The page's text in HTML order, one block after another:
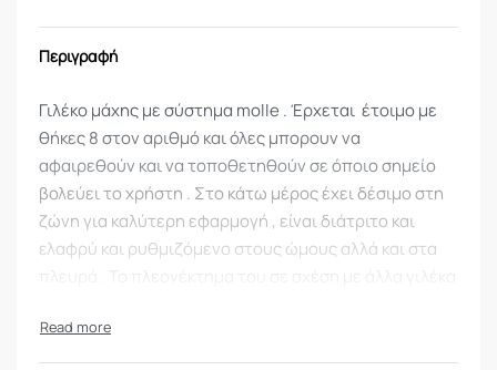
Περιγραφή
Γιλέκο μάχης με σύστημα molle . Έρχεται έτοιμο με
θήκες 8 στον αριθμό και όλες μπορουν να
αφαιρεθούν και να τοποθετηθούν σε όποιο σημείο
βολεύει το χρήστη . Στο κάτω μέρος έχει δέσιμο στη
ζώνη για καλύτερη εφαρμογή , είναι διάτριτο και
ελαφρύ και ρυθμιζόμενο στους ώμους αλλά και στα
μπορείτε να χρησιμοποιήσετε και οποιαδήποτε άλλη
θήκη έχετε .